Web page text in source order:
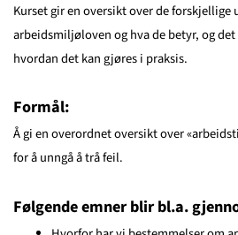
Kurset gir en oversikt over de forskjellige
arbeidsmiljøloven og hva de betyr, og
hvordan det kan gjøres i praksis.
Formål:
Å gi en overordnet oversikt over
for å unngå å trå feil.
Følgende emner blir bl.a.